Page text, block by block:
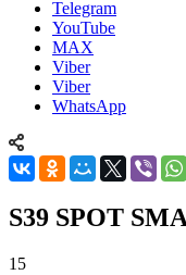
Telegram
YouTube
MAX
Viber
Viber
WhatsApp
S39 SPOT
15